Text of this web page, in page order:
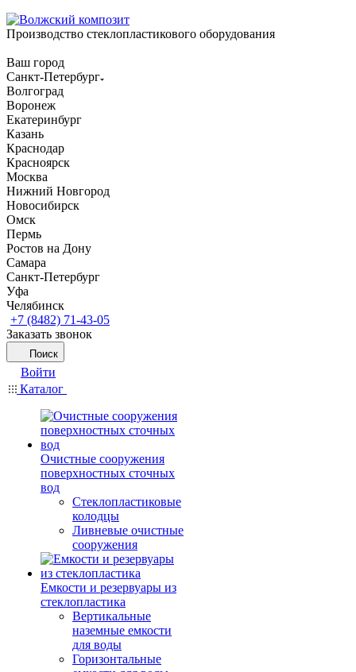
Производство стеклопластикового оборудования
Ваш город
Санкт-Петербург
Волгоград
Воронеж
Екатеринбург
Казань
Краснодар
Красноярск
Москва
Нижний Новгород
Новосибирск
Омск
Пермь
Ростов на Дону
Самара
Санкт-Петербург
Уфа
Челябинск
+7 (8482) 71-43-05
Заказать звонок
Поиск
Войти
Каталог
Очистные сооружения
поверхностных сточных
вод
Стеклопластиковые
колодцы
Ливневые очистные
сооружения
Емкости и резервуары из
стеклопластика
Вертикальные
наземные емкости
для воды
Горизонтальные